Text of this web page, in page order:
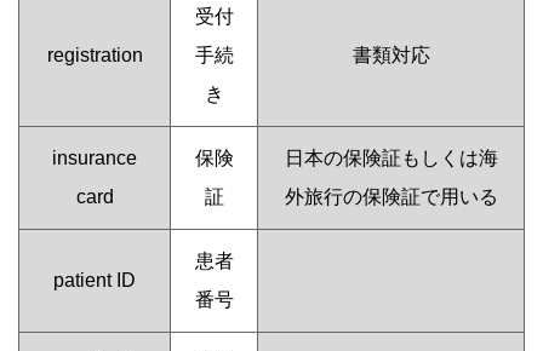
registration
受付
手続
き
書類対応
insurance
card
保険
証
日本の保険証もしくは海
外旅行の保険証で用いる
patient ID
患者
番号